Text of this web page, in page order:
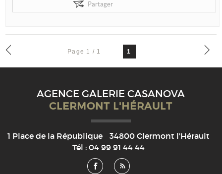
Partager
Page 1 / 1 1
AGENCE GALERIE CASANOVA
CLERMONT L'HÉRAULT
1 Place de la République 34800 Clermont l'Hérault
Tél : 04 99 91 44 44